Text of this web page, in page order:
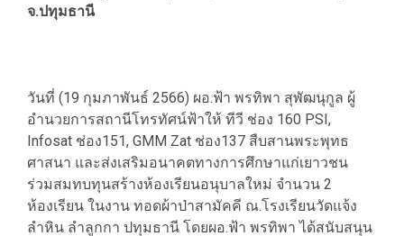
จ.ปทุมธานี
วันที่ (19 กุมภาพันธ์ 2566) ผอ.ฟ้า พรทิพา สุพัฒนุกูล ผู้
อำนวยการสถานีโทรทัศน์ฟ้าให้ ทีวี ช่อง 160 PSI,
Infosat ช่อง151, GMM Zat ช่อง137 สืบสานพระพุทธ
ศาสนา และส่งเสริมอนาคตทางการศึกษาแก่เยาวชน
ร่วมสมทบทุนสร้างห้องเรียนอนุบาลใหม่ จำนวน 2
ห้องเรียน ในงาน ทอดผ้าป่าสามัคคี ณ.โรงเรียนวัดแจ้ง
ลำหิน ลำลูกกา ปทุมธานี โดยผอ.ฟ้า พรทิพา ได้สนับสนุน